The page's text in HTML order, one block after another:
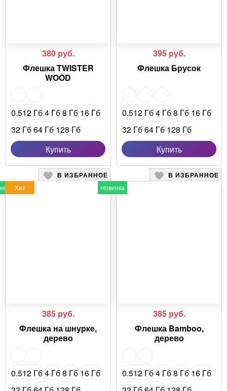
380 руб.
Флешка TWISTER
WOOD
0.512 Гб4 Гб8 Гб 16 Гб
32 Гб64 Гб 128 Гб
16 Гб (USB 3.0)
32 Гб (USB 3.0)
64 Гб (USB 3.0)
128 Гб (USB 3.0)
Купить
395 руб.
Флешка Брусок
0.512 Гб4 Гб8 Гб 16 Гб
32 Гб64 Гб 128 Гб
16 Гб (USB 3.0)
32 Гб (USB 3.0)
64 Гб (USB 3.0)
128 Гб (USB 3.0)
Купить
В ИЗБРАННОЕ
Хит
385 руб.
Флешка на шнурке,
дерево
0.512 Гб4 Гб8 Гб 16 Гб
В ИЗБРАННОЕ
Новинка
385 руб.
Флешка Bamboo,
дерево
0.512 Гб4 Гб8 Гб 16 Гб